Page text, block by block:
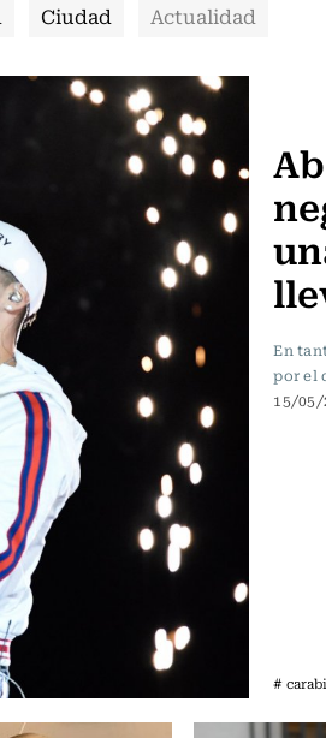
Ciudad Actualidad
En
por el
15/05/
#